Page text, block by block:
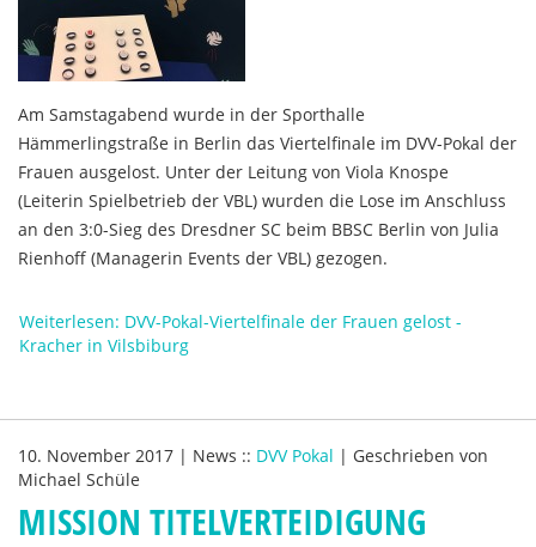
Am Samstagabend wurde in der Sporthalle
Hämmerlingstraße in Berlin das Viertelfinale im DVV-Pokal der
Frauen ausgelost. Unter der Leitung von Viola Knospe
(Leiterin Spielbetrieb der VBL) wurden die Lose im Anschluss
an den 3:0-Sieg des Dresdner SC beim BBSC Berlin von Julia
Rienhoff (Managerin Events der VBL) gezogen.
Weiterlesen: DVV-Pokal-Viertelfinale der Frauen gelost -
Kracher in Vilsbiburg
10. November 2017 | News :: DVV Pokal | Geschrieben von
Michael Schüle
MISSION TITELVERTEIDIGUNG